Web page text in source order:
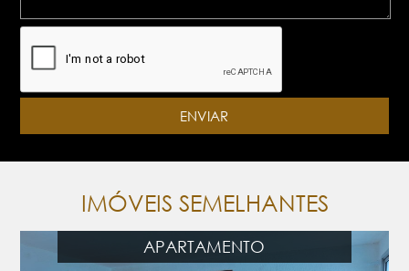
IMÓVEIS SEMELHANTES
APARTAMENTO